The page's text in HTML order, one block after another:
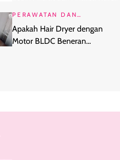
PERAWATAN DAN
Apakah Hair Dryer dengan
Motor BLDC Beneran